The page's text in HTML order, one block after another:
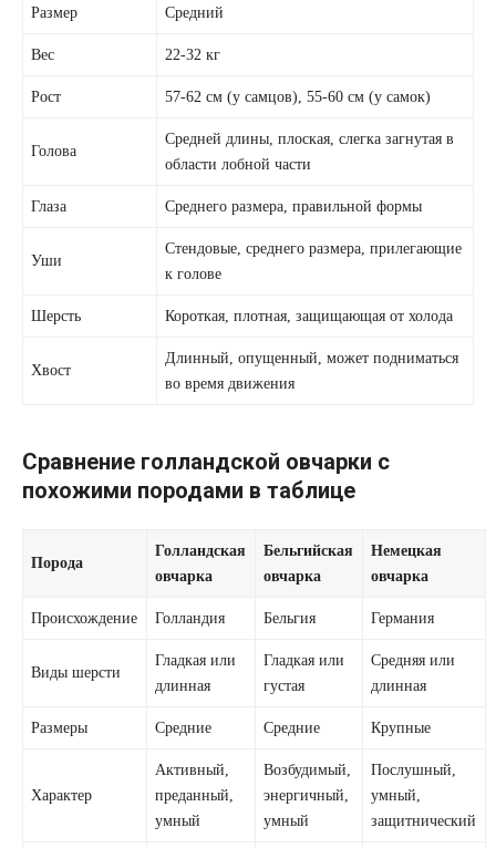
Размер Средний
Вес 22-32 кг
Рост 57-62 см (у самцов), 55-60 см (у самок)
Голова
Средней длины, плоская, слегка загнутая в
области лобной части
Глаза Среднего размера, правильной формы
Уши
Стендовые, среднего размера, прилегающие
к голове
Шерсть Короткая, плотная, защищающая от холода
Хвост
Длинный, опущенный, может подниматься
во время движения
Сравнение голландской овчарки с
похожими породами в таблице
Порода
Голландская
овчарка
Бельгийская
овчарка
Немецкая
овчарка
Происхождение Голландия Бельгия Германия
Виды шерсти
Гладкая или
длинная
Гладкая или
густая
Средняя или
длинная
Размеры Средние Средние Крупные
Характер
Активный,
преданный,
умный
Возбудимый,
энергичный,
умный
Послушный,
умный,
защитнический